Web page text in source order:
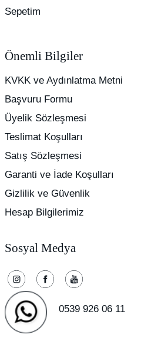
Sepetim
Önemli Bilgiler
KVKK ve Aydınlatma Metni
Başvuru Formu
Üyelik Sözleşmesi
Teslimat Koşulları
Satış Sözleşmesi
Garanti ve İade Koşulları
Gizlilik ve Güvenlik
Hesap Bilgilerimiz
Sosyal Medya
0539 926 06 11